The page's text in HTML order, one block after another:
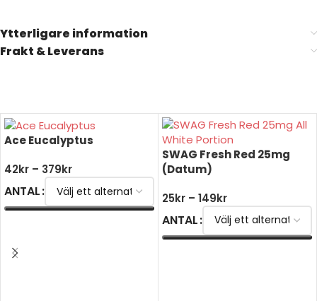
Ytterligare information
Frakt & Leverans
Ace Eucalyptus
42kr – 379kr
ANTAL
SWAG Fresh Red 25mg
(Datum)
25kr – 149kr
ANTAL